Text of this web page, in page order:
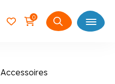
0
Zoeken
Open
Accessoires